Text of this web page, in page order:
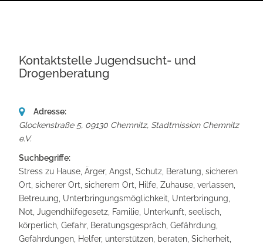
Kontaktstelle Jugendsucht- und
Drogenberatung
Adresse:
Glockenstraße 5, 09130 Chemnitz, Stadtmission Chemnitz
e.V.
Suchbegriffe:
Stress zu Hause, Ärger, Angst, Schutz, Beratung, sicheren
Ort, sicherer Ort, sicherem Ort, Hilfe, Zuhause, verlassen,
Betreuung, Unterbringungsmöglichkeit, Unterbringung,
Not, Jugendhilfegesetz, Familie, Unterkunft, seelisch,
körperlich, Gefahr, Beratungsgespräch, Gefährdung,
Gefährdungen, Helfer, unterstützen, beraten, Sicherheit,